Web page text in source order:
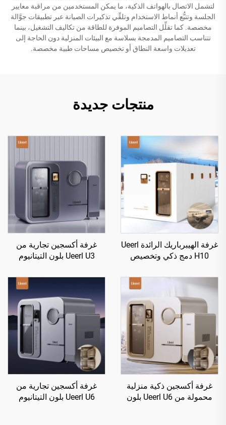
لتشمل الاتصال بالهواتف الذكية، ما يمكن المستخدمين من مراقبة معايير
الجلسة وتتبُّع أنماط الاستخدام وتلقِّي تذكيرات الصيانة عبر تطبيقات جوَّالة
مخصصة. كما تقلِّل التصاميم الموفرة للطاقة من تكاليف التشغيل، بينما
تتناسب التصاميم المدمجة بسلاسة مع البيئات المنزلية دون الحاجة إلى
تعديلات واسعة النطاق أو تخصيص مساحات طبية مخصصة.
منتجات جديدة
غرفة الهيبرباريك الرائدة Ueerl
H10 دمج ذكي وتخصيص
غرفة أكسجين تجارية من
Ueerl U3 بلون التيتانيوم
إعادة التأهيل
غرفة أكسجين ذكية منزلية
محمولة من Ueerl U6 بلون
غرفة أكسجين تجارية من
Ueerl U6 بلون التيتانيوم